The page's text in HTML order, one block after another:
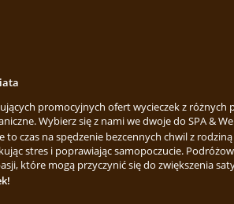
promocyjnych ofert wycieczek z różnych
Wybierz się z nami we dwoje do SPA &
czas na spędzenie bezcennych chwil z
stres i poprawiając samopoczucie.
które mogą przyczynić się do zwiększenia